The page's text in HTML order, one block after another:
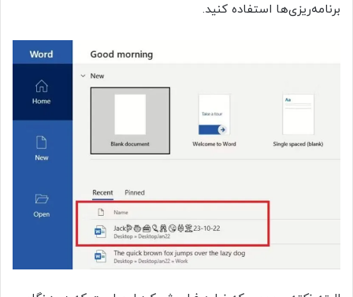
برنامه‌ریزی‌ها استفاده کنید.